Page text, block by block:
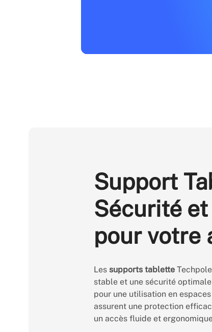
Support
Sécurité
pour votre
Les supports tablette
stable et une sécurité
pour une utilisation en
assurent une protection
un accès fluide et